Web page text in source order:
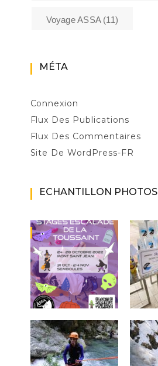
Voyage ASSA(11)
MÉTA
Connexion
Flux Des Publications
Flux Des Commentaires
Site De WordPress-FR
ECHANTILLON PHOTOS